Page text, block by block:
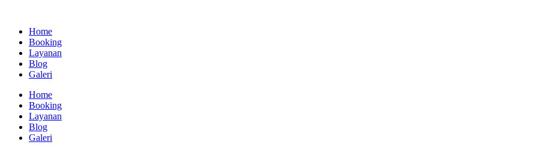
Home
Booking
Layanan
Blog
Galeri
Home
Booking
Layanan
Blog
Galeri